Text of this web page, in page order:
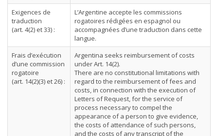
Exigences de
traduction
(art. 4(2) et 33) :
L’Argentine accepte les commissions
rogatoires rédigées en espagnol ou
accompagnées d’une traduction dans cette
langue.
Frais d’exécution
d’une commission
rogatoire
(art. 14(2)(3) et 26) :
Argentina seeks reimbursement of costs
under Art. 14(2).
There are no constitutional limitations with
regard to the reimbursement of fees and
costs, in connection with the execution of
Letters of Request, for the service of
process necessary to compel the
appearance of a person to give evidence,
the costs of attendance of such persons,
and the costs of any transcript of the